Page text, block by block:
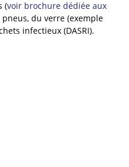
(voir brochure dédiée aux
du verre (exemple
infectieux (DASRI).